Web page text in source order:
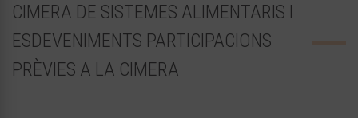
CIMERA DE SISTEMES ALIMENTARIS I
ESDEVENIMENTS PARTICIPACIONS
PRÈVIES A LA CIMERA